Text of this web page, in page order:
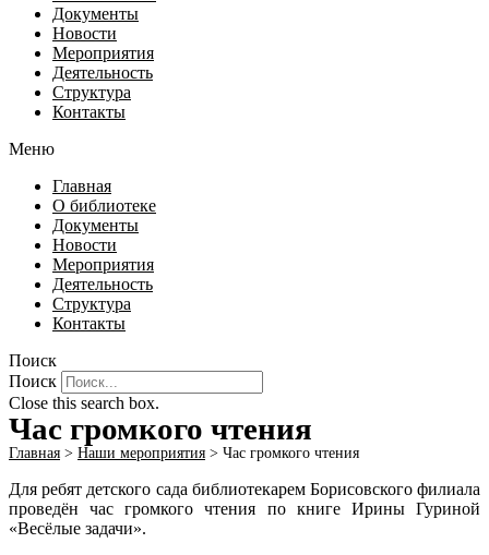
Документы
Новости
Мероприятия
Деятельность
Структура
Контакты
Меню
Главная
О библиотеке
Документы
Новости
Мероприятия
Деятельность
Структура
Контакты
Поиск
Поиск
Close this search box.
Час громкого чтения
Главная > Наши мероприятия > Час громкого чтения
Для ребят детского сада библиотекарем Борисовского филиала
проведён час громкого чтения по книге Ирины Гуриной
«Весёлые задачи».